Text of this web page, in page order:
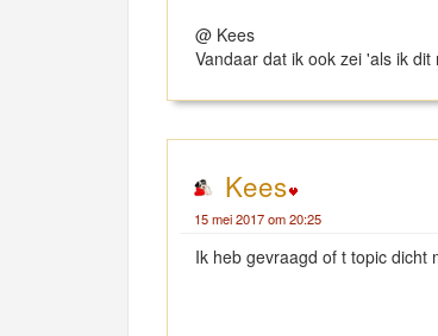
@ Kees
Vandaar dat ik ook zei 'als ik
Kees
15 mei 2017 om 20:25
Ik heb gevraagd of t topic dicht